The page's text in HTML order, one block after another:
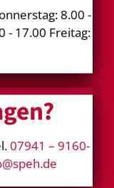
8.00 -
- 17.00 Freitag:
07941 – 9160-